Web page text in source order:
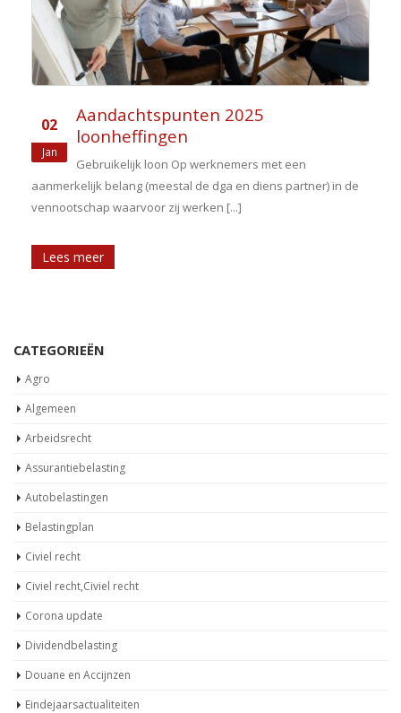
02
Jan
Aandachtspunten 2025
loonheffingen
Gebruikelijk loon Op werknemers met een
aanmerkelijk belang (meestal de dga en diens partner) in de
vennootschap waarvoor zij werken [...]
Lees meer
CATEGORIEËN
Agro
Algemeen
Arbeidsrecht
Assurantiebelasting
Autobelastingen
Belastingplan
Civiel recht
Civiel recht,Civiel recht
Corona update
Dividendbelasting
Douane en Accijnzen
Eindejaarsactualiteiten